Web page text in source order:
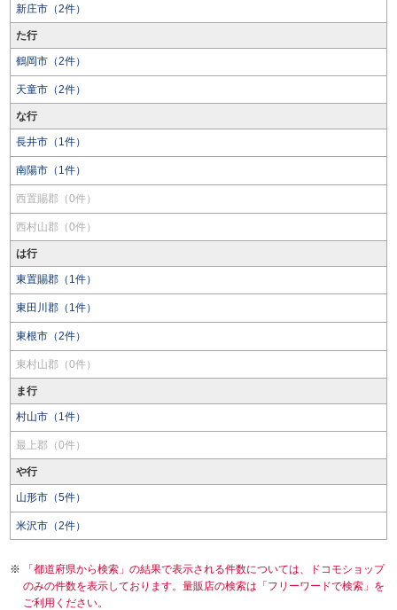
新庄市（2件）
た行
鶴岡市（2件）
天童市（2件）
な行
長井市（1件）
南陽市（1件）
西置賜郡（0件）
西村山郡（0件）
は行
東置賜郡（1件）
東田川郡（1件）
東根市（2件）
東村山郡（0件）
ま行
村山市（1件）
最上郡（0件）
や行
山形市（5件）
米沢市（2件）
「都道府県から検索」の結果で表示される件数については、ドコモショップ
のみの件数を表示しております。量販店の検索は「フリーワードで検索」を
ご利用ください。